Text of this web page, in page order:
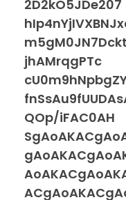
2D2kO5JDe207
jhAMrqgPTc
QOp/iFAC0AH